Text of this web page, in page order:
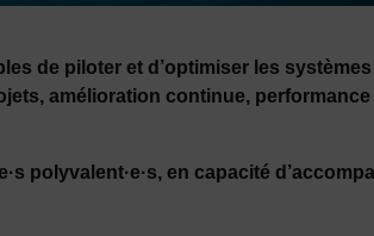
de piloter et d’optimiser les
amélioration continue,
polyvalent·e·s, en capacité